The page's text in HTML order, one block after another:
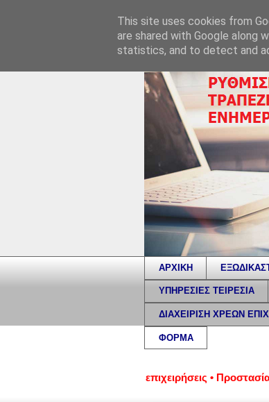
ΑΡΧΙΚΗ
ΥΠΗΡΕΣΙΕΣ ΤΕΙΡΕΣΙΑ
ΔΙΑΧΕΙΡΙΣΗ ΧΡΕΩΝ
ΦΟΡΜΑ
νοικοκυριά και επιχειρήσεις • Προστασία α'
This site uses cookies from
are shared with Google along
statistics, and to detect and